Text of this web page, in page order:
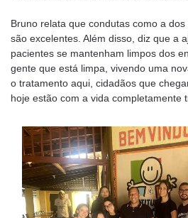
Bruno relata que condutas como a
são excelentes. Além disso, diz que a
pacientes se mantenham limpos dos
gente que está limpa, vivendo uma
o tratamento aqui, cidadãos que
hoje estão com a vida completamente